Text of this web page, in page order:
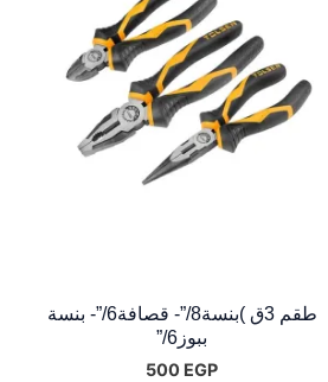
طقم 3ق )بنسة8/”- قصافة6/”- بنسة
ببوز6/”
500 EGP